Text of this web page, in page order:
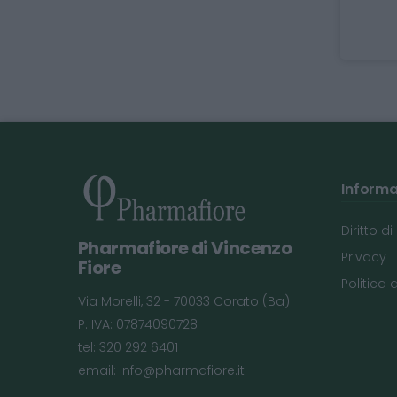
Pharmafiore di Vincenzo
Fiore
Via Morelli, 32 - 70033 Corato (Ba)
P. IVA: 07874090728
tel: 320 292 6401
email: info@pharmafiore.it
Diritto
Privacy
Politica